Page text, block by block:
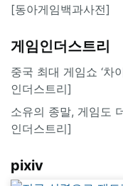
[동아게임백과사전]
게임인더스트리
중국 최대 게임쇼 ‘차
인더스트리]
소유의 종말, 게임도
인더스트리]
pixiv